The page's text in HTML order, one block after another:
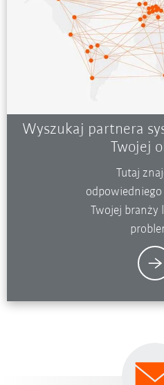
Wyszukaj partnera
Twojej
Tutaj
Twojej branży